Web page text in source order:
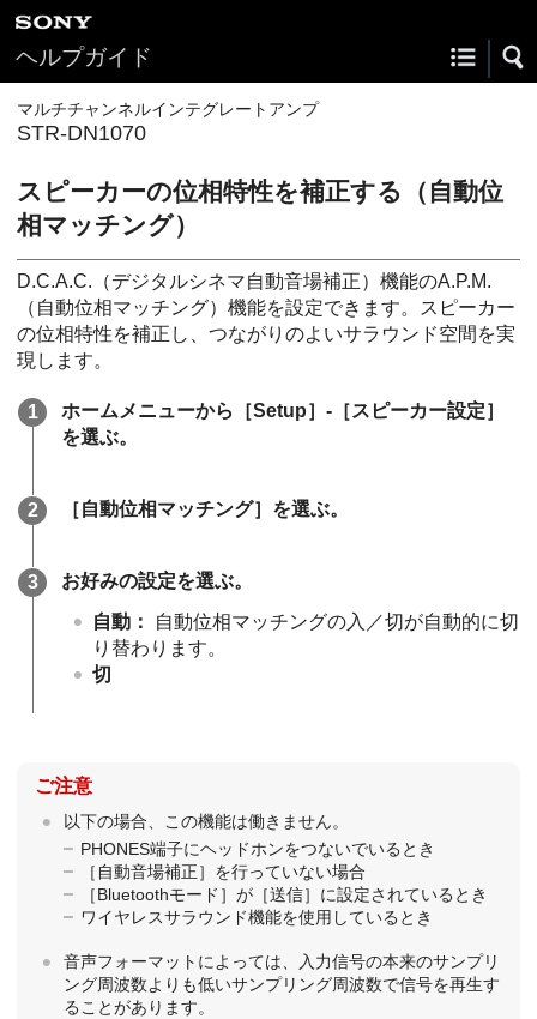
ヘルプガイド
マルチチャンネルインテグレートアンプ
STR-DN1070
スピーカーの位相特性を補正する（自動位
相マッチング）
D.C.A.C. （デジタルシネマ自動音場補正）機能のA.P.M.
（ 自動位相マッチング）機能を設定できます。スピーカー
の位相特性を補正し、つながりのよいサラウンド空間を実
現します。
ホームメニューから［Setup］-［スピーカー設定］
を選ぶ。
［自動位相マッチング］を選ぶ。
お好みの設定を選ぶ。
自動 ： 自動位相マッチングの入／切が自動的に切
り替わります。
切
ご注意
以下の場合、この機能は働きません。
PHONES端子にヘッドホンをつないでいるとき
［ 自動音場補正］を行っていない場合
［Bluetoothモード］が［送信］に設定されているとき
ワイヤレスサラウンド機能を使用しているとき
音声フォーマットによっては、入力信号の本来のサンプリ
ング周波数よりも低いサンプリング周波数で信号を再生す
ることがあります。